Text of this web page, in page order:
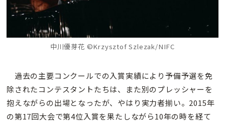
中川優芽花 ©Krzysztof Szlezak/NIFC
過去の主要コンクールでの入賞実績により予備予選を免
除されたコンテスタントたちは、また別のプレッシャーを
抱えながらの出場となったが、やはり実力者揃い。2015年
の第17回大会で第4位入賞を果たしながら10年の時を経て